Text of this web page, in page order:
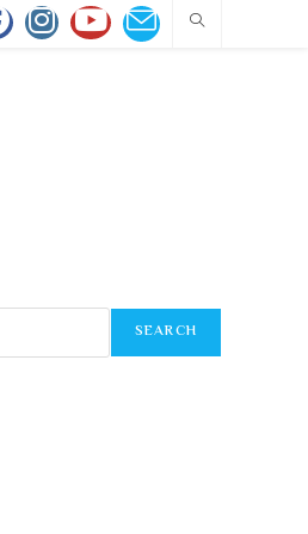
SEARCH